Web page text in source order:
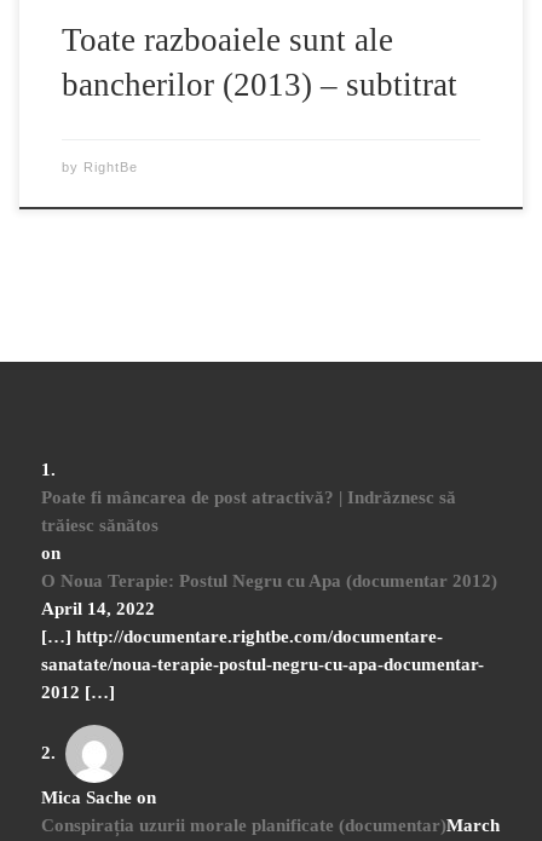
Toate razboaiele sunt ale
bancherilor (2013) – subtitrat
by RightBe
Poate fi mâncarea de post atractivă? | Indrăznesc să
trăiesc sănătos
on
O Noua Terapie: Postul Negru cu Apa (documentar 2012)
April 14, 2022
[…] http://documentare.rightbe.com/documentare-
sanatate/noua-terapie-postul-negru-cu-apa-documentar-
2012 […]
Mica Sache on
Conspirația uzurii morale planificate (documentar)March